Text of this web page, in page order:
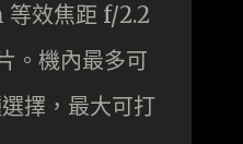
等效焦距 f/2.2
。機內最多可
擇，最大可打